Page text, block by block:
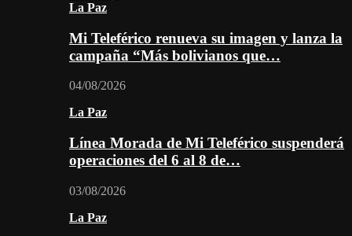
La Paz
Mi Teleférico renueva su imagen y lanza la
campaña “Más bolivianos que…
04/08/2026
La Paz
Línea Morada de Mi Teleférico suspenderá
operaciones del 6 al 8 de…
03/08/2026
La Paz